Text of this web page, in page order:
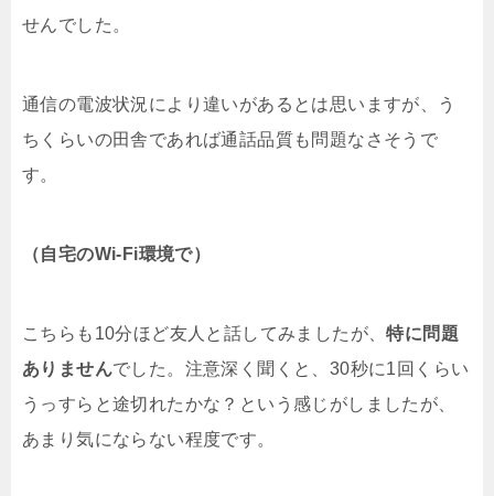
せんでした。
通信の電波状況により違いがあるとは思いますが、う
ちくらいの田舎であれば通話品質も問題なさそうで
す。
（自宅のWi-Fi環境で）
こちらも10分ほど友人と話してみましたが、特に問題
ありませんでした。注意深く聞くと、30秒に1回くらい
うっすらと途切れたかな？という感じがしましたが、
あまり気にならない程度です。